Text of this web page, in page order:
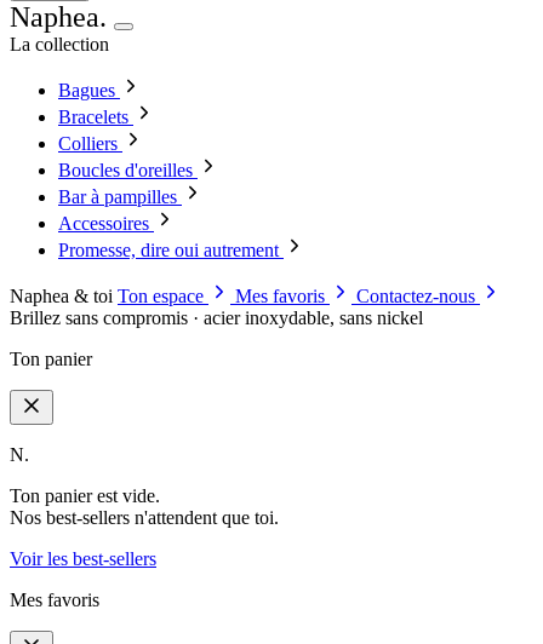
Naphea.
La collection
Bagues
Bracelets
Colliers
Boucles d'oreilles
Bar à pampilles
Accessoires
Promesse, dire oui autrement
Naphea & toi Ton espace Mes favoris
Contactez-nous
Brillez sans compromis · acier inoxydable, sans nickel
Ton panier
N.
Ton panier est vide.
Nos best-sellers n'attendent que toi.
Voir les best-sellers
Mes favoris